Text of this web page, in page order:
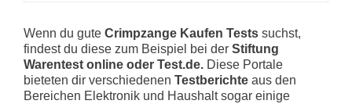
Wenn du gute Crimpzange Kaufen Tests suchst,
findest du diese zum Beispiel bei der Stiftung
Warentest online oder Test.de. Diese Portale
bieteten dir verschiedenen Testberichte aus den
Bereichen Elektronik und Haushalt sogar einige